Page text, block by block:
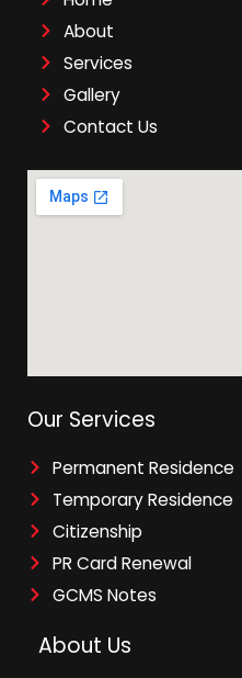
About
Services
Gallery
Contact Us
Our Services
Permanent Residence
Temporary Residence
Citizenship
PR Card Renewal
GCMS Notes
About Us